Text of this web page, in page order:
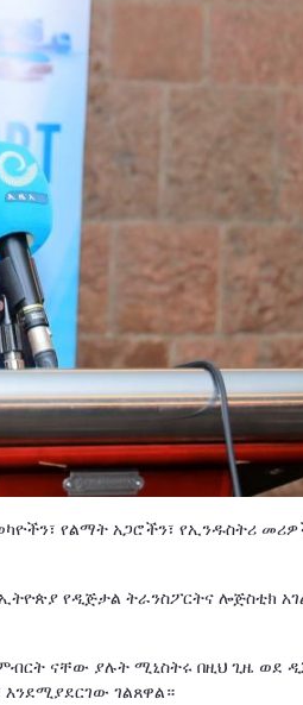
የልማት አጋሮችን፣ የኢንዱስትሪ
የዲጅታል ትራንስፖርትና ሎጅስቲክ
ናቸው ያሉት ሚኒስትሩ በዚህ ጊዜ ወደ
ገልጸዋል።